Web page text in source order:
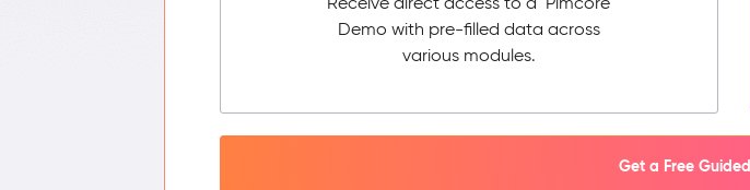
Demo with pre-filled data across
various modules.
Get a Free